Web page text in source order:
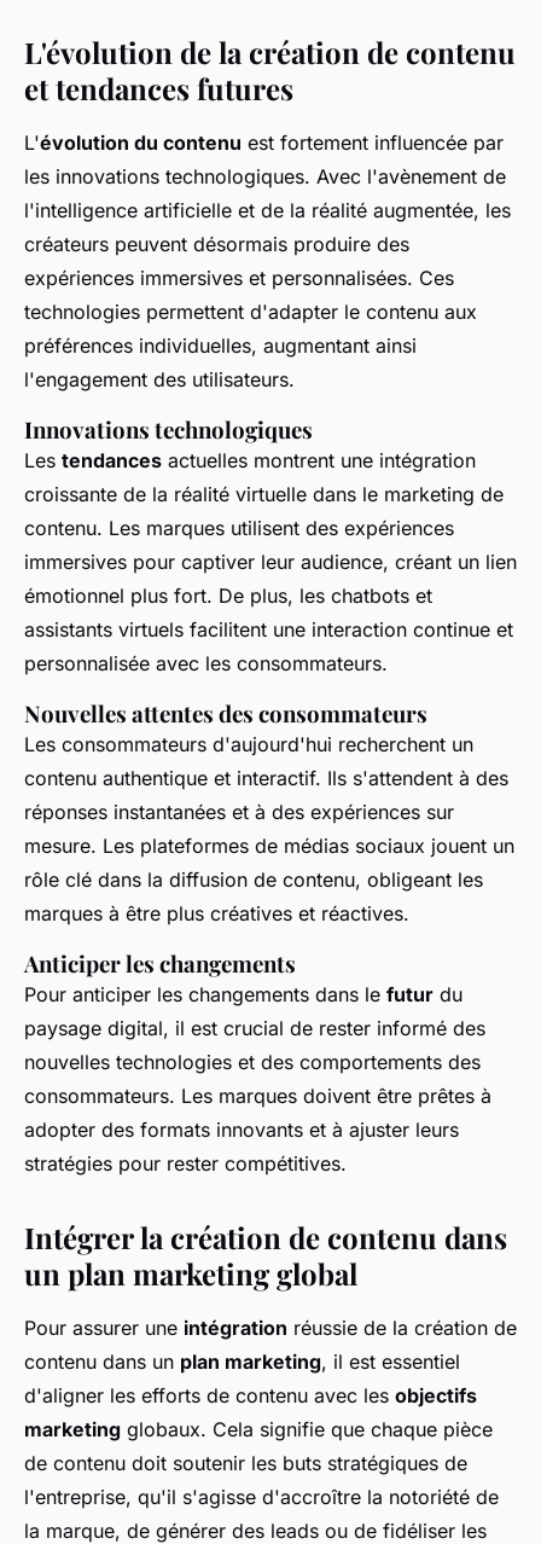
L'évolution de la création de contenu
et tendances futures
L'évolution du contenu est fortement influencée par
les innovations technologiques. Avec l'avènement de
l'intelligence artificielle et de la réalité augmentée, les
créateurs peuvent désormais produire des
expériences immersives et personnalisées. Ces
technologies permettent d'adapter le contenu aux
préférences individuelles, augmentant ainsi
l'engagement des utilisateurs.
Innovations technologiques
Les tendances actuelles montrent une intégration
croissante de la réalité virtuelle dans le marketing de
contenu. Les marques utilisent des expériences
immersives pour captiver leur audience, créant un lien
émotionnel plus fort. De plus, les chatbots et
assistants virtuels facilitent une interaction continue et
personnalisée avec les consommateurs.
Nouvelles attentes des consommateurs
Les consommateurs d'aujourd'hui recherchent un
contenu authentique et interactif. Ils s'attendent à des
réponses instantanées et à des expériences sur
mesure. Les plateformes de médias sociaux jouent un
rôle clé dans la diffusion de contenu, obligeant les
marques à être plus créatives et réactives.
Anticiper les changements
Pour anticiper les changements dans le futur du
paysage digital, il est crucial de rester informé des
nouvelles technologies et des comportements des
consommateurs. Les marques doivent être prêtes à
adopter des formats innovants et à ajuster leurs
stratégies pour rester compétitives.
Intégrer la création de contenu dans
un plan marketing global
Pour assurer une intégration réussie de la création de
contenu dans un plan marketing, il est essentiel
d'aligner les efforts de contenu avec les objectifs
marketing globaux. Cela signifie que chaque pièce
de contenu doit soutenir les buts stratégiques de
l'entreprise, qu'il s'agisse d'accroître la notoriété de
la marque, de générer des leads ou de fidéliser les